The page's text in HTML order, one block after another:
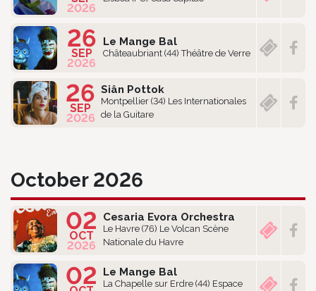
2026
26
SEP
2026
Le Mange Bal
Châteaubriant (44) Théâtre de Verre
26
SEP
2026
Siân Pottok
Montpellier (34) Les Internationales
de la Guitare
October 2026
02
OCT
2026
Cesaria Evora Orchestra
Le Havre (76) Le Volcan Scène
Nationale du Havre
02 Le Mange Bal
La Chapelle sur Erdre (44) Espace